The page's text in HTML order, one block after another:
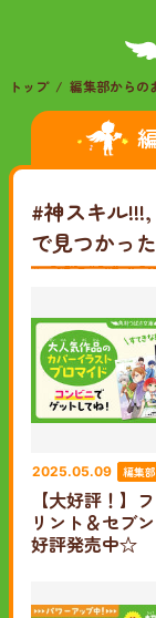
トップ 編集部からの
#神スキル
で見つかっ
2025.05.09 編集
【大好評！】
リント＆セブ
好評発売中☆